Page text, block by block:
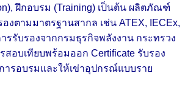
ฝึกอบรม (Training) เป็นต้น ผลิตภัณฑ์
องตามมาตรฐานสากล เช่น ATEX, IECEx,
รรับรองจากกรมธุรกิจพลังงาน กระทรวง
สอบเทียบพร้อมออก Certificate รับรอง
ารอบรมและให้เข่าอุปกรณ์แบบราย